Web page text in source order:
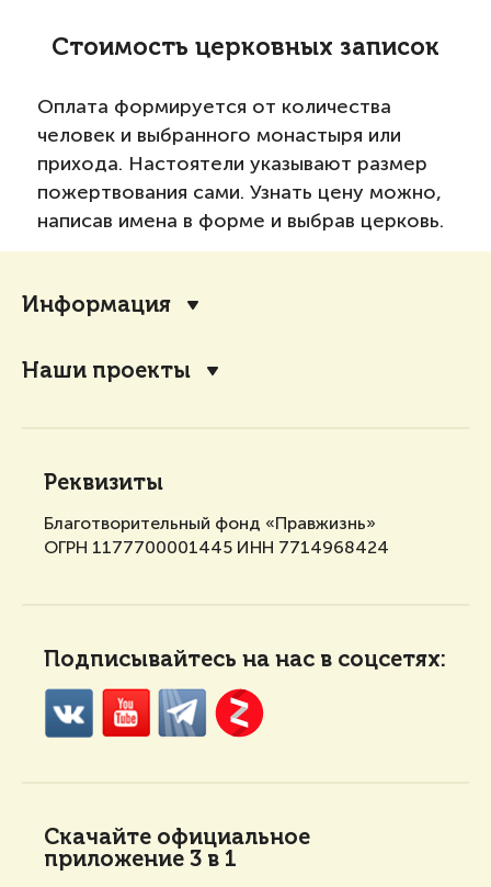
Стоимость церковных записок
Оплата формируется от количества
человек и выбранного монастыря или
прихода. Настоятели указывают размер
пожертвования сами. Узнать цену можно,
написав имена в форме и выбрав церковь.
Информация
Наши проекты
Реквизиты
Благотворительный фонд «Правжизнь»
ОГРН 1177700001445 ИНН 7714968424
Подписывайтесь на нас в соцсетях:
Скачайте официальное
приложение 3 в 1